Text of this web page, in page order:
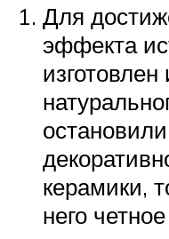
Для
эффекта
керамики,
него